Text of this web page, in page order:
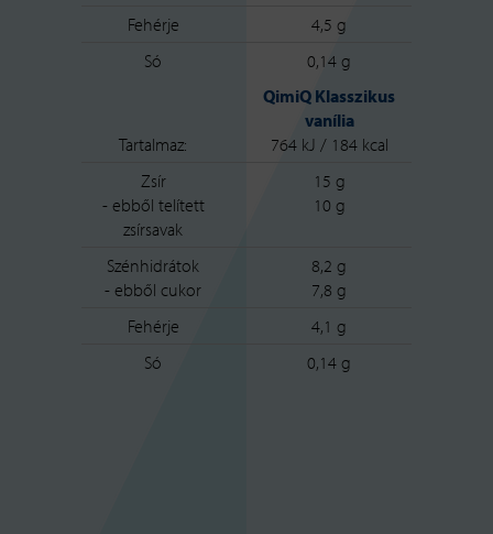
Fehérje
4,5 g
Só
0,14 g
QimiQ Klasszikus
vanília
Tartalmaz:
764 kJ / 184 kcal
Zsír
15 g
- ebből telített
zsírsavak
10 g
Szénhidrátok
8,2 g
- ebből cukor
7,8 g
Fehérje
4,1 g
Só
0,14 g